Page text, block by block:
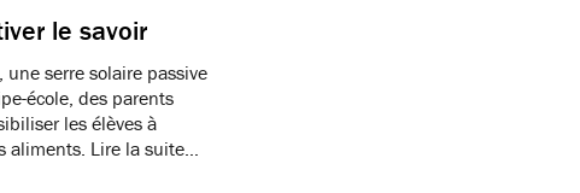
le savoir
serre solaire passive
école, des parents
les élèves à
aliments. Lire la suite…